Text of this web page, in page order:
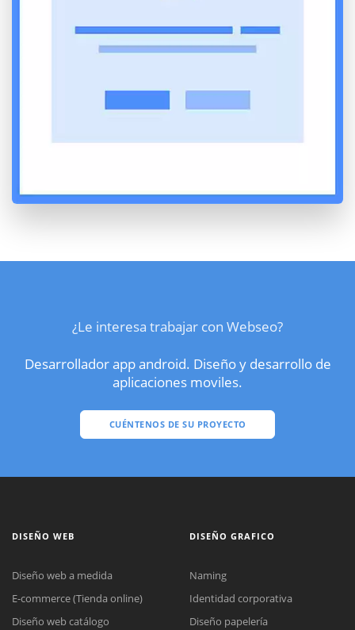
¿Le interesa trabajar con Webseo?
Desarrollador app android. Diseño y desarrollo de
aplicaciones moviles.
CUÉNTENOS DE SU PROYECTO
DISEÑO WEB
Diseño web a medida
E-commerce (Tienda online)
Diseño web catálogo
DISEÑO GRAFICO
Naming
Identidad corporativa
Diseño papelería